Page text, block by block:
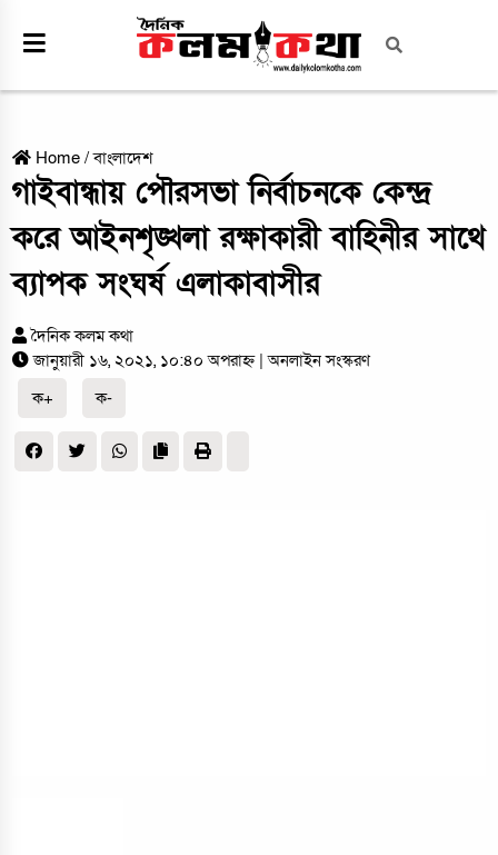
Home /বাংলাদেশ
গাইবান্ধায় পৌরসভা নির্বাচনকে কেন্দ্র
করে আইনশৃঙ্খলা রক্ষাকারী বাহিনীর সাথে
ব্যাপক সংঘর্ষ এলাকাবাসীর
দৈনিক কলম কথা
জানুয়ারী ১৬, ২০২১, ১০:৪০ অপরাহ্ন | অনলাইন সংস্করণ
ক+
ক-